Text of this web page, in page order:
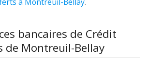
bancaires de Crédit
de Montreuil-Bellay